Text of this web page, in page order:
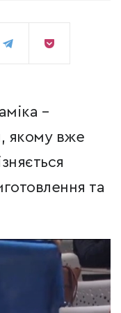
–
якому вже
та